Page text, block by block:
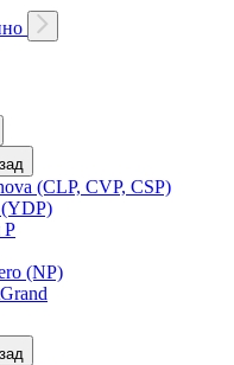
(CLP, CVP, CSP)
P
(NP)